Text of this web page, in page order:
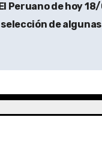
Peruano de hoy
de